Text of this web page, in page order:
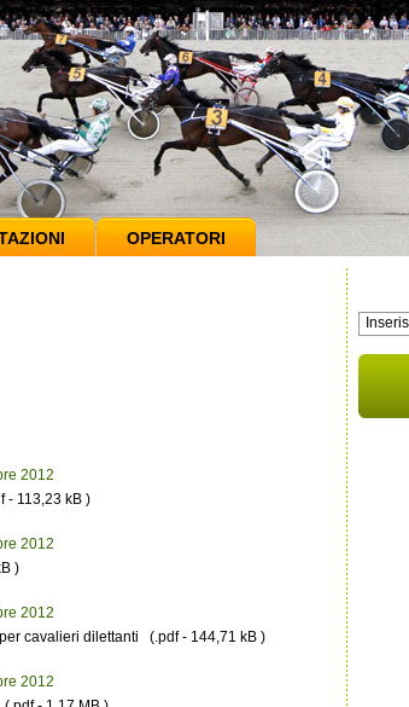
OPERATORI
2012
- 113,23 kB )
2012
)
2012
cavalieri dilettanti (.pdf - 144,71 kB )
2012